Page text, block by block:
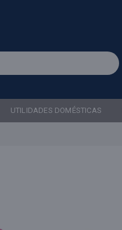
UTILIDADES DOMÉSTICAS